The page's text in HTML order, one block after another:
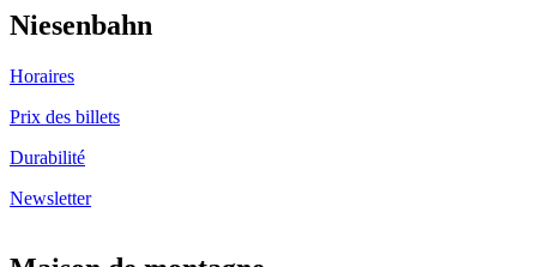
Niesenbahn
Horaires
Prix des billets
Durabilité
Newsletter